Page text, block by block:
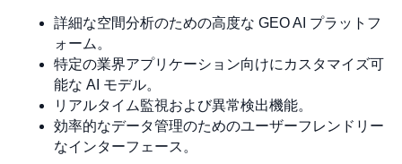
詳細な空間分析のための高度な GEO AI プラットフ
ォーム。
特定の業界アプリケーション向けにカスタマイズ可
能な AI モデル。
リアルタイム監視および異常検出機能。
効率的なデータ管理のためのユーザーフレンドリー
なインターフェース。